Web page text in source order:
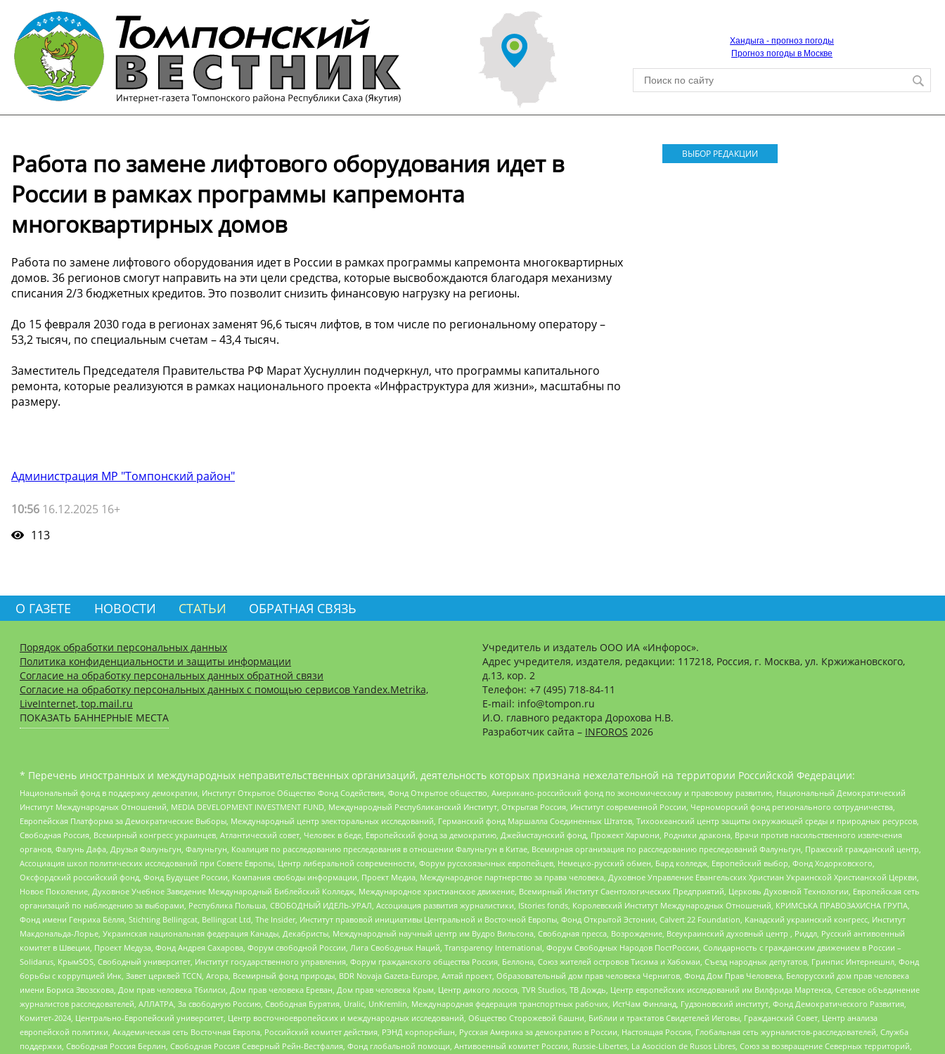
Хандыга - прогноз погоды
Прогноз погоды в Москве
Работа по замене лифтового оборудования идет в
России в рамках программы капремонта
многоквартирных домов
Работа по замене лифтового оборудования идет в России в рамках программы капремонта многоквартирных
домов. 36 регионов смогут направить на эти цели средства, которые высвобождаются благодаря механизму
списания 2/3 бюджетных кредитов. Это позволит снизить финансовую нагрузку на регионы.
До 15 февраля 2030 года в регионах заменят 96,6 тысяч лифтов, в том числе по региональному оператору –
53,2 тысяч, по специальным счетам – 43,4 тысяч.
Заместитель Председателя Правительства РФ Марат Хуснуллин подчеркнул, что программы капитального
ремонта, которые реализуются в рамках национального проекта «Инфраструктура для жизни», масштабны по
размеру.
Администрация МР "Томпонский район"
10:56 16.12.2025 16+
113
ВЫБОР РЕДАКЦИИ
О ГАЗЕТЕ НОВОСТИ СТАТЬИ ОБРАТНАЯ СВЯЗЬ
Порядок обработки персональных данных
Политика конфиденциальности и защиты информации
Согласие на обработку персональных данных обратной связи
Согласие на обработку персональных данных с помощью сервисов Yandex.Metrika,
LiveInternet, top.mail.ru
ПОКАЗАТЬ БАННЕРНЫЕ МЕСТА
Учредитель и издатель ООО ИА «Инфорос».
Адрес учредителя, издателя, редакции: 117218, Россия, г. Москва, ул. Кржижановского,
д.13, кор. 2
Телефон: +7 (495) 718-84-11
E-mail: info@tompon.ru
И.О. главного редактора Дорохова Н.В.
Разработчик сайта – INFOROS 2026
* Перечень иностранных и международных неправительственных организаций, деятельность которых признана нежелательной на территории Российской Федерации:
Национальный фонд в поддержку демократии, Институт Открытое Общество Фонд Содействия, Фонд Открытое общество, Американо-российский фонд по экономическому и правовому развитию, Национальный Демократический
Институт Международных Отношений, MEDIA DEVELOPMENT INVESTMENT FUND, Международный Республиканский Институт, Открытая Россия, Институт современной России, Черноморский фонд регионального сотрудничества,
Европейская Платформа за Демократические Выборы, Международный центр электоральных исследований, Германский фонд Маршалла Соединенных Штатов, Тихоокеанский центр защиты окружающей среды и природных ресурсов,
Свободная Россия, Всемирный конгресс украинцев, Атлантический совет, Человек в беде, Европейский фонд за демократию, Джеймстаунский фонд, Прожект Хармони, Родники дракона, Врачи против насильственного извлечения
органов, Фалунь Дафа, Друзья Фалуньгун, Фалуньгун, Коалиция по расследованию преследования в отношении Фалуньгун в Китае, Всемирная организация по расследованию преследований Фалуньгун, Пражский гражданский центр,
Ассоциация школ политических исследований при Совете Европы, Центр либеральной современности, Форум русскоязычных европейцев, Немецко-русский обмен, Бард колледж, Европейский выбор, Фонд Ходорковского,
Оксфордский российский фонд, Фонд Будущее России, Компания свободы информации, Проект Медиа, Международное партнерство за права человека, Духовное Управление Евангельских Христиан Украинской Христианской Церкви,
Новое Поколение, Духовное Учебное Заведение Международный Библейский Колледж, Международное христианское движение, Всемирный Институт Саентологических Предприятий, Церковь Духовной Технологии, Европейская сеть
организаций по наблюдению за выборами, Республика Польша, СВОБОДНЫЙ ИДЕЛЬ-УРАЛ, Ассоциация развития журналистики, IStories fonds, Королевский Институт Международных Отношений, КРИМСЬКА ПРАВОЗАХИСНА ГРУПА,
Фонд имени Генриха Бёлля, Stichting Bellingcat, Bellingcat Ltd, The Insider, Институт правовой инициативы Центральной и Восточной Европы, Фонд Открытой Эстонии, Calvert 22 Foundation, Канадский украинский конгресс, Институт
Макдональда-Лорье, Украинская национальная федерация Канады, Декабристы, Международный научный центр им Вудро Вильсона, Свободная пресса, Возрождение, Всеукраинский духовный центр , Риддл, Русский антивоенный
комитет в Швеции, Проект Медуза, Фонд Андрея Сахарова, Форум свободной России, Лига Свободных Наций, Transparеncy International, Форум Свободных Народов ПостРоссии, Солидарность с гражданским движением в России –
Solidarus, КрымSOS, Свободный университет, Институт государственного управления, Форум гражданского общества Россия, Беллона, Союз жителей островов Тисима и Хабомаи, Съезд народных депутатов, Гринпис Интернешнл, Фонд
борьбы с коррупцией Инк, Завет церквей TCCN, Агора, Всемирный фонд природы, BDR Novaja Gazeta-Europe, Алтай проект, Образовательный дом прав человека Чернигов, Фонд Дом Прав Человека, Белорусский дом прав человека
имени Бориса Звозскова, Дом прав человека Тбилиси, Дом прав человека Ереван, Дом прав человека Крым, Центр дикого лосося, TVR Studios, ТВ Дождь, Центр европейских исследований им Вилфрида Мартенса, Сетевое объединение
журналистов расследователей, АЛЛАТРА, За свободную Россию, Свободная Бурятия, Uralic, UnKremlin, Международная федерация транспортных рабочих, ИстЧам Финланд, Гудзоновский институт, Фонд Демократического Развития,
Комитет-2024, Центрально-Европейский университет, Центр восточноевропейских и международных исследований, Общество Сторожевой башни, Библии и трактатов Свидетелей Иеговы, Гражданский Совет, Центр анализа
европейской политики, Академическая сеть Восточная Европа, Российский комитет действия, РЭНД корпорейшн, Русская Америка за демократию в России, Настоящая Россия, Глобальная сеть журналистов-расследователей, Служба
поддержки, Свободная Россия Берлин, Свободная Россия Северный Рейн-Вестфалия, Фонд глобальной помощи, Антивоенный комитет России, Russie-Libertes, La Asocicion de Rusos Libres, Союз за возвращение Северных территорий,